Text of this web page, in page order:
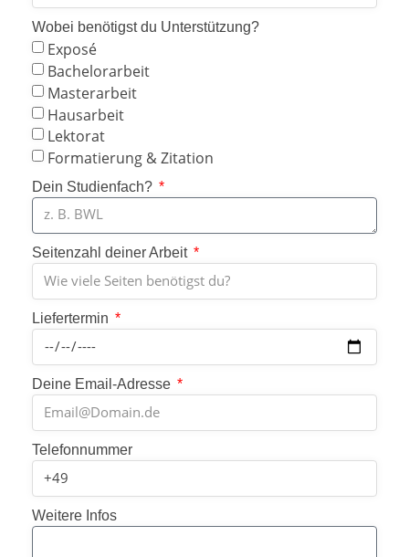
Wobei benötigst du Unterstützung?
Exposé
Bachelorarbeit
Masterarbeit
Hausarbeit
Lektorat
Formatierung & Zitation
Dein Studienfach?
Seitenzahl deiner Arbeit
Liefertermin
Deine Email-Adresse
Telefonnummer
Weitere Infos